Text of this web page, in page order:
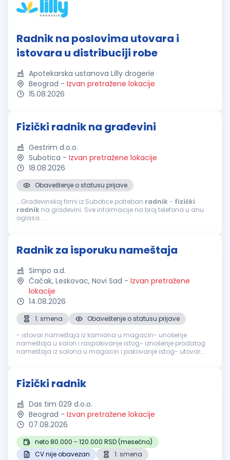
Radnik na poslovima utovara i
istovara u distribuciji robe
Apotekarska ustanova Lilly drogerie
Beograd - Izvan pretražene lokacije
15.08.2026
Fizički radnik na građevini
Gestrim d.o.o.
Subotica - Izvan pretražene lokacije
18.08.2026
Obaveštenje o statusu prijave
...Građevinskoj firmi iz Subotice potreban radnik- fizički
radnik na građevini. Sve informacije na broj telefona u dnu
oglasa. ...
Radnik za isporuku nameštaja
Simpo a.d.
Čačak, Leskovac, Novi Sad - Izvan pretražene
lokacije
14.08.2026
1. smena
Obaveštenje o statusu prijave
- istovar nameštaja iz kamiona u magacin- unošenje
nameštaja u salon i raspakivanje istog- iznošenje prodatog
nameštaja iz salona u magacin i pakovanje istog- utovar
Fizički radnik
Das tim 029 d.o.o.
Beograd - Izvan pretražene lokacije
07.08.2026
neto 80.000 - 120.000 RSD (mesečno)
CV nije obavezan
1. smena